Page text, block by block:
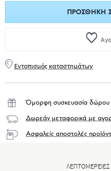
ΠΡΟΣΘΉΚΗ
Εντοπισμός καταστημάτων
Όμορφη συσκευασία δώρου
Δωρεάν μεταφορικά με
Ασφαλείς αποστολές